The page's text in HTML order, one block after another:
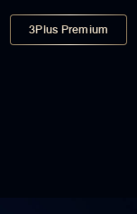
3Plus Premium